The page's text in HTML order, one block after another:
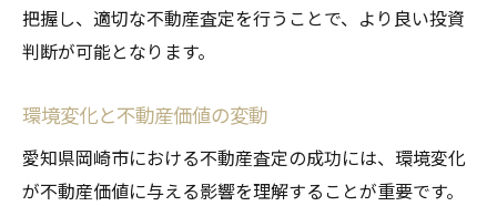
把握し、適切な不動産査定を行うことで、より良い投資
判断が可能となります。
環境変化と不動産価値の変動
愛知県岡崎市における不動産査定の成功には、環境変化
が不動産価値に与える影響を理解することが重要です。